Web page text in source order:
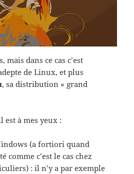
mais dans ce cas c’est
de Linux, et plus
, sa distribution « grand
est à mes yeux :
(a fortiori quand
comme c’est le cas chez
: il n’y a par exemple